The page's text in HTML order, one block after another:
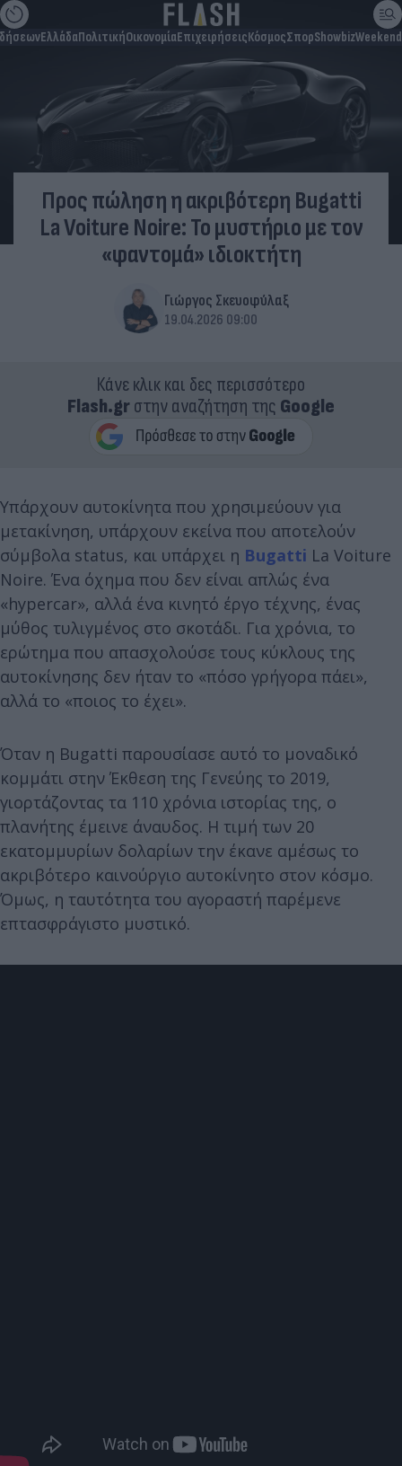
ΕλλάδαΠολιτικήΟικονομίαΕπιχειρήσειςΚόσμοςΣπορShowbizWeekend
Προς πώληση η ακριβότερη Bugatti
La Voiture Noire: Το μυστήριο με τον
«φαντομά» ιδιοκτήτη
Γιώργος Σκευοφύλαξ
19.04.2026 09:00
Κάνε κλικ και δες περισσότερο
Flash.grστην αναζήτηση της Google
Υπάρχουν αυτοκίνητα που χρησιμεύουν για
μετακίνηση, υπάρχουν εκείνα που αποτελούν
σύμβολα status, και υπάρχει η Bugatti La Voiture
Noire. Ένα όχημα που δεν είναι απλώς ένα
«hypercar», αλλά ένα κινητό έργο τέχνης, ένας
μύθος τυλιγμένος στο σκοτάδι. Για χρόνια, το
ερώτημα που απασχολούσε τους κύκλους της
αυτοκίνησης δεν ήταν το «πόσο γρήγορα πάει»,
αλλά το «ποιος το έχει».
Όταν η Bugatti παρουσίασε αυτό το μοναδικό
κομμάτι στην Έκθεση της Γενεύης το 2019,
γιορτάζοντας τα 110 χρόνια ιστορίας της, ο
πλανήτης έμεινε άναυδος. Η τιμή των 20
εκατομμυρίων δολαρίων την έκανε αμέσως το
ακριβότερο καινούργιο αυτοκίνητο στον κόσμο.
Όμως, η ταυτότητα του αγοραστή παρέμενε
επτασφράγιστο μυστικό.